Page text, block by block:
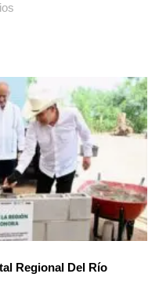
Regional Del Río